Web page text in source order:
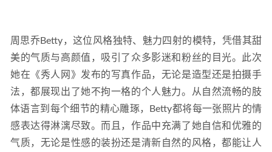
周思乔Betty，这位风格独特、魅力四射的模特，凭借其甜
美的气质与高颜值，吸引了众多影迷和粉丝的目光。此次
她在《秀人网》发布的写真作品，无论是造型还是拍摄手
法，都展现出了她不拘一格的个人魅力。从自然流畅的肢
体语言到每个细节的精心雕琢，Betty都将每一张照片的情
感表达得淋漓尽致。而且，作品中充满了她自信和优雅的
气质，无论是性感的装扮还是清新自然的风格，都能让人